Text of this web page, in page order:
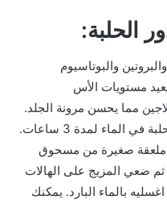
والبوتاسيوم
مستويات الأس
مما يحسن مرونة الجلد.
فقط نقع ملعقتين كبيرتين من بذور الحلبة في الماء لمدة 3 ساعات.
بعد ذلك ، اطحن البذور واخلطها مع 1 ملعقة صغيرة من مسحوق
ثم ضعي المزيج على الهالات
15 دقيقة ، ثم اغسليه بالماء البارد. يمكنك